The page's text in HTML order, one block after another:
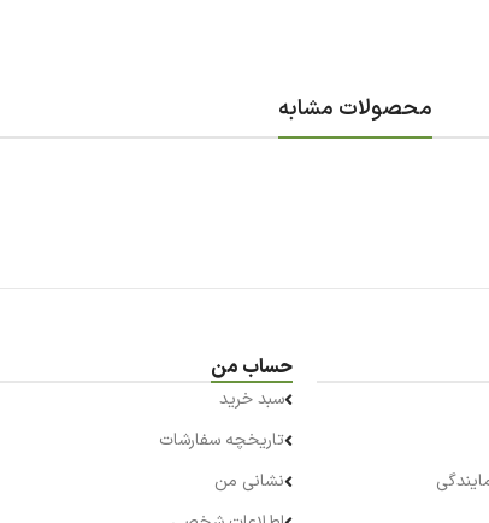
محصولات مشابه
حساب من
سبد خرید
تاریخچه سفارشات
نشانی من